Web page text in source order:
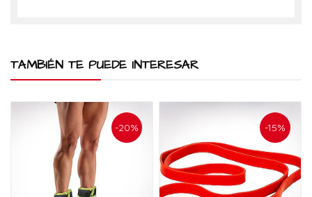
TAMBIÉN TE PUEDE INTERESAR
-20% -15%